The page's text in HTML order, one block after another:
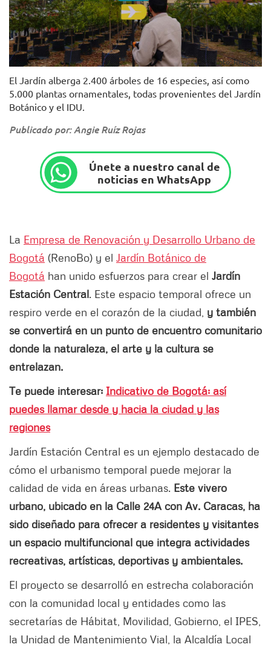
Foto: RenoBo.
El Jardín alberga 2.400 árboles de 16 especies, así como
5.000 plantas ornamentales, todas provenientes del Jardín
Botánico y el IDU.
Publicado por: Angie Ruíz Rojas
Únete a nuestro canal de
noticias en WhatsApp
La Empresa de Renovación y Desarrollo Urbano de
Bogotá (RenoBo) y el Jardín Botánico de
Bogotá han unido esfuerzos para crear el Jardín
Estación Central. Este espacio temporal ofrece un
respiro verde en el corazón de la ciudad, y también
se convertirá en un punto de encuentro comunitario
donde la naturaleza, el arte y la cultura se
entrelazan.
Te puede interesar: Indicativo de Bogotá: así
puedes llamar desde y hacia la ciudad y las
regiones
Jardín Estación Central es un ejemplo destacado de
cómo el urbanismo temporal puede mejorar la
calidad de vida en áreas urbanas. Este vivero
urbano, ubicado en la Calle 24A con Av. Caracas, ha
sido diseñado para ofrecer a residentes y visitantes
un espacio multifuncional que integra actividades
recreativas, artísticas, deportivas y ambientales.
El proyecto se desarrolló en estrecha colaboración
con la comunidad local y entidades como las
secretarías de Hábitat, Movilidad, Gobierno, el IPES,
la Unidad de Mantenimiento Vial, la Alcaldía Local